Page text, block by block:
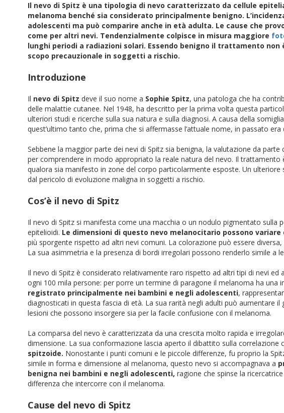
Il nevo di Spitz è una tipologia di nevo caratterizzato da cellule
melanoma benché sia considerato principalmente benigno.
adolescenti ma può comparire anche in età adulta. Le cause che
come per altri nevi. Tendenzialmente colpisce in misura maggiore
lunghi periodi a radiazioni solari. Essendo benigno il trattamento
scopo precauzionale in soggetti a rischio.
Introduzione
Il nevo di Spitz deve il suo nome a Sophie Spitz, una patologa che ha
delle malattie cutanee. Nel 1948, ha descritto per la prima volta questa
ulteriori studi e ricerche sulla sua natura e sulla diagnosi. A causa della
quest’ultimo tanto che, prima che si affermasse l’attuale nome, in passato era
Sebbene la maggior parte dei nevi di Spitz sia benigna, la valutazione da
per comprendere in modo appropriato la reale natura del nevo. Il
qualora sia manifesto in zone del corpo particolarmente esposte. Un
dal pericolo di evoluzione maligna in soggetti a rischio.
Cos’è il nevo di Spitz
Il nevo di Spitz si manifesta come una macchia o un nodulo pigmentato sulla
epitelioidi. Le dimensioni di questo nevo melanocitario possono variare
più sporgente rispetto ad altri nevi comuni. La colorazione può essere
La sua asimmetria e la presenza di bordi irregolari possono renderlo simile a
Il nevo di Spitz è considerato relativamente raro rispetto ad altri tipi di nevi ed
ogni 100 mila persone: per porre un termine di paragone il melanoma ha una
registrato principalmente nei bambini e negli adolescenti,
diagnosticati in questa fascia di età. La sua rarità negli adulti può aumentare
lesioni che possono insorgere sia per la facile confusione con il melanoma.
La comparsa del nevo è caratterizzata da una crescita molto rapida e
dimensione. La sua conformazione lascia aperto il dibattito sulla correlazione
spitzoide. Nonostante i punti comuni e le piccole differenze, fu proprio la
simile in forma e dimensione al melanoma, questo nevo si accompagnava a
benigna nei bambini e negli adolescenti, ragione che spinse la
differenza che intercorre con il melanoma.
Cause del nevo di Spitz